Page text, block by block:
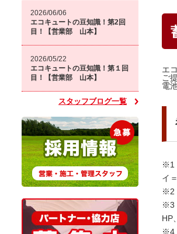
2026/06/06
エコキュートの豆知識！第2回
目！【営業部 山本】
2026/05/22
エコキュートの豆知識！第１回
目！【営業部 山本】
スタッフブログ一覧
エ
ご
電
※1
イ
※2
※3
HP
※4